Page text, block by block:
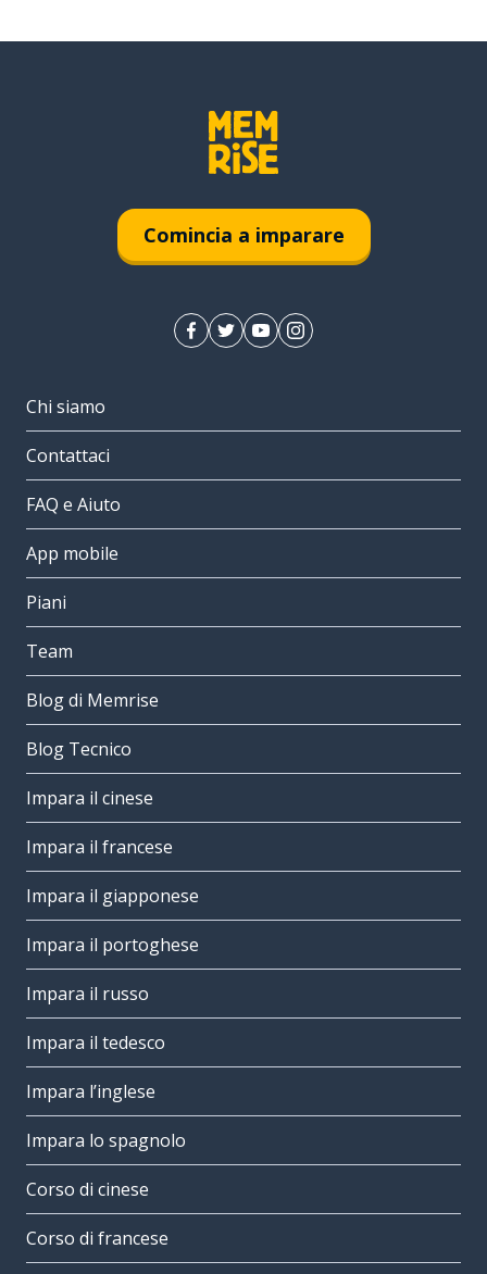
Comincia a imparare
Chi siamo
Contattaci
FAQ e Aiuto
App mobile
Piani
Team
Blog di Memrise
Blog Tecnico
Impara il cinese
Impara il francese
Impara il giapponese
Impara il portoghese
Impara il russo
Impara il tedesco
Impara l’inglese
Impara lo spagnolo
Corso di cinese
Corso di francese